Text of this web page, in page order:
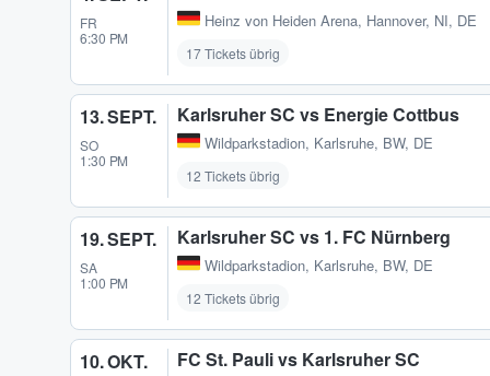
FR
6:30 PM
Heinz von Heiden Arena, Hannover, NI, DE
17 Tickets übrig
13. SEPT.
SO
1:30 PM
Karlsruher SC vs Energie Cottbus
Wildparkstadion, Karlsruhe, BW, DE
12 Tickets übrig
19. SEPT.
SA
1:00 PM
Karlsruher SC vs 1. FC Nürnberg
Wildparkstadion, Karlsruhe, BW, DE
12 Tickets übrig
10. OKT. FC St. Pauli vs Karlsruher SC